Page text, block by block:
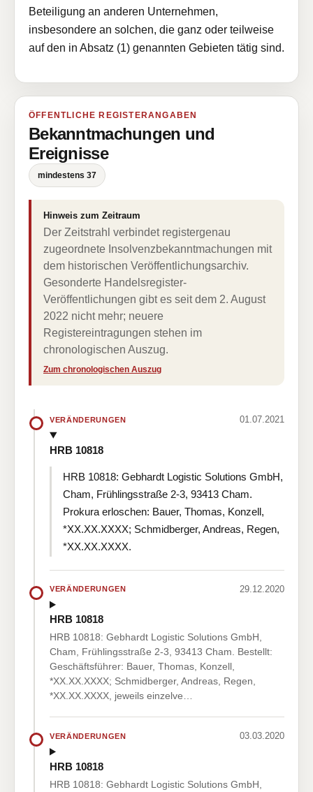
Beteiligung an anderen Unternehmen,
insbesondere an solchen, die ganz oder teilweise
auf den in Absatz (1) genannten Gebieten tätig sind.
ÖFFENTLICHE REGISTERANGABEN
Bekanntmachungen und
Ereignisse
mindestens 37
Hinweis zum Zeitraum
Der Zeitstrahl verbindet registergenau
zugeordnete Insolvenzbekanntmachungen mit
dem historischen Veröffentlichungsarchiv.
Gesonderte Handelsregister-
Veröffentlichungen gibt es seit dem 2. August
2022 nicht mehr; neuere
Registereintragungen stehen im
chronologischen Auszug.
Zum chronologischen Auszug
VERÄNDERUNGEN 01.07.2021
HRB 10818
HRB 10818: Gebhardt Logistic Solutions GmbH,
Cham, Frühlingsstraße 2-3, 93413 Cham.
Prokura erloschen: Bauer, Thomas, Konzell,
*XX.XX.XXXX; Schmidberger, Andreas, Regen,
*XX.XX.XXXX.
VERÄNDERUNGEN 29.12.2020
HRB 10818
HRB 10818: Gebhardt Logistic Solutions GmbH,
Cham, Frühlingsstraße 2-3, 93413 Cham. Bestellt:
Geschäftsführer: Bauer, Thomas, Konzell,
*XX.XX.XXXX; Schmidberger, Andreas, Regen,
*XX.XX.XXXX, jeweils einzelve…
VERÄNDERUNGEN 03.03.2020
HRB 10818
HRB 10818: Gebhardt Logistic Solutions GmbH,